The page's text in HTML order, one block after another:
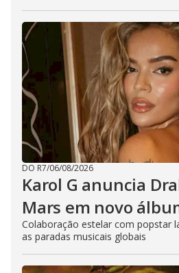
DO R7/06/08/2026
Karol G anuncia
Mars em novo
Colaboração estelar com popstar
as paradas musicais globais